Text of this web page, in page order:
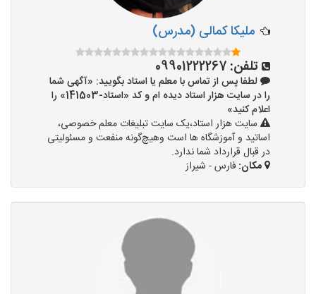
ملیکا کمالی (مدرس)
تلفن: 09901222267
لطفا پس از تماس با معلم یا استاد بگویید: «آگهی شما
را در سایت هزار استاد دیده ام و کد «استاد-141503» را
اعلام کنید»
سایت هزار استاد،یک سایت تبلیغات معلم خصوصی،
اساتید و آموزشگاه ها است وهیچ‌گونه منفعت و مسئولیتی
در قبال قرارداد شما ندارد.
مکان: فارس - شیراز